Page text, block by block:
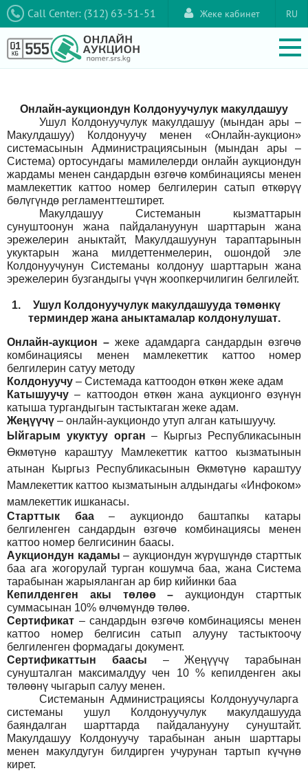
Call Center: (312) 63-51-51 RU
Жеке кабинет
Онлайн-аукциондун Колдонуучулук макулдашуу
Ушул Колдонуучулук макулдашуу (мындан ары –
Макулдашуу) Колдонуучу менен «Онлайн-аукцион»
системасынын Администрациясынын (мындан ары –
Система) ортосундагы мамилелерди онлайн аукциондун
жардамы менен сандардын өзгөчө комбинациясы менен
мамлекеттик каттоо номер белгилерин сатып өткөрүү
бөлүгүндө регламенттештирет.
Макулдашуу Системанын кызматтарын
сунуштоонун жана пайдалануунун шарттарын жана
эрежелерин аныктайт, Макулдашуунун тараптарынын
укуктарын жана милдеттенмелерин, ошондой эле
Колдонуучунун Системаны колдонуу шарттарын жана
эрежелерин бузгандыгы үчүн жоопкерчилигин белгилейт.
1.
Ушул Колдонуучулук макулдашууда төмөнкү
терминдер жана аныктамалар колдонулушат.
Онлайн-аукцион – жеке адамдарга сандардын өзгөчө
комбинациясы менен мамлекеттик каттоо номер
белгилерин сатуу методу
Колдонуучу – Системада каттоодон өткөн жеке адам
Катышуучу – каттоодон өткөн жана аукционго өзүнүн
катыша тургандыгын тастыктаган жеке адам.
Жеңүүчү – онлайн-аукциондо утуп алган катышуучу.
Ыйгарым укуктуу орган –
Кыргыз Республикасынын
Өкмөтүнө караштуу Мамлекеттик каттоо кызматынын
атынан Кыргыз Республикасынын Өкмөтүнө караштуу
Мамлекеттик каттоо кызматынын алдындагы «Инфоком»
мамлекеттик ишканасы.
Старттык баа– аукциондо баштапкы катары
белгиленген сандардын өзгөчө комбинациясы менен
каттоо номер белгисинин баасы.
Аукциондун кадамы – аукциондун жүрүшүндө старттык
баа ага жогорулай турган кошумча баа, жана Система
тарабынан жарыяланган ар бир кийинки баа
Кепилденген акы төлөө
–аукциондун старттык
суммасынан 10% өлчөмүндө төлөө.
Сертификат – сандардын өзгөчө комбинациясы менен
каттоо номер белгисин сатып алууну тастыктоочу
белгиленген формадагы документ.
Сертификаттын баасы – Жеңүүчү тарабынан
сунушталган максималдуу чен 10 % кепилденген акы
төлөөнү чыгарып салуу менен.
СистеманынАдминистрациясы Колдонуучуларга
системаны ушул Колдонуучулук макулдашууда
баяндалган шарттарда пайдаланууну сунуштайт.
Макулдашуу Колдонуучу тарабынан анын шарттары
менен макулдугун билдирген учурунан тартып күчүнө
кирет.